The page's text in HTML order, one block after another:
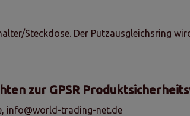
Steckdose. Der Putzausgleichsring
zur GPSR
info@world-trading-net.de